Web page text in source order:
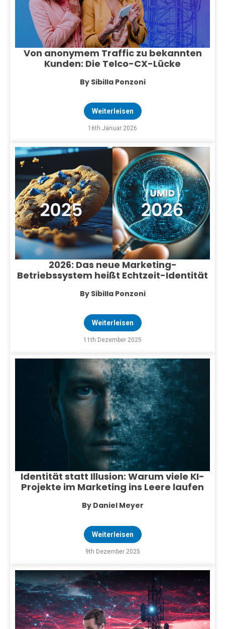
Von anonymem Traffic zu bekannten
Kunden: Die Telco-CX-Lücke
By Sibilla Ponzoni
Weiterleisen
16th Januar 2026
2026: Das neue Marketing-
Betriebssystem heißt Echtzeit-Identität
By Sibilla Ponzoni
Weiterleisen
11th Dezember 2025
Identität statt Illusion: Warum viele KI-
Projekte im Marketing ins Leere laufen
By Daniel Meyer
Weiterleisen
9th Dezember 2025